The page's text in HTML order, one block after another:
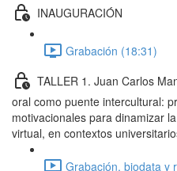
INAUGURACIÓN
Grabación (18:31)
TALLER 1. Juan Carlos
oral como puente intercultural:
motivacionales para dinamizar
virtual, en contextos
Grabación, biodata y